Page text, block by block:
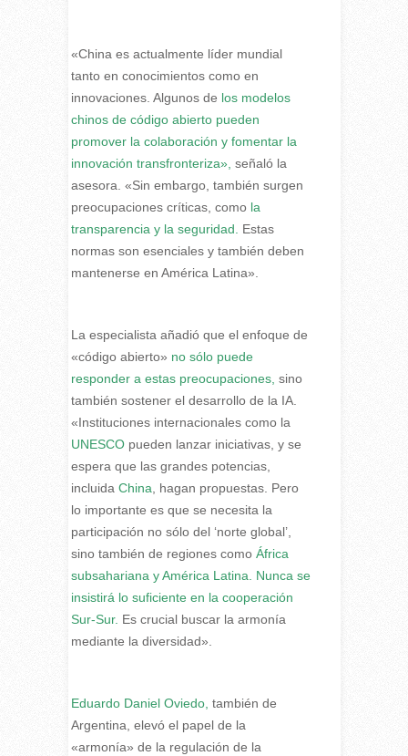
«China es actualmente líder mundial
tanto en conocimientos como en
innovaciones. Algunos de los modelos
chinos de código abierto pueden
promover la colaboración y fomentar la
innovación transfronteriza», señaló la
asesora. «Sin embargo, también surgen
preocupaciones críticas, como la
transparencia y la seguridad.
Estas
normas son esenciales y también deben
mantenerse en América Latina».
La especialista añadió que el enfoque de
«código abierto» no sólo puede
responder a estas preocupaciones, sino
también sostener el desarrollo de la IA.
«Instituciones internacionales como la
UNESCOpueden lanzar iniciativas, y se
espera que las grandes potencias,
incluida China , hagan propuestas. Pero
lo importante es que se necesita la
participación no sólo del ‘norte global’,
sino también de regiones como África
subsahariana y América Latina. Nunca se
insistirá lo suficiente en la cooperación
Sur-Sur. Es crucial buscar la armonía
mediante la diversidad».
Eduardo Daniel Oviedo, también de
Argentina, elevó el papel de la
«armonía» de la regulación de la